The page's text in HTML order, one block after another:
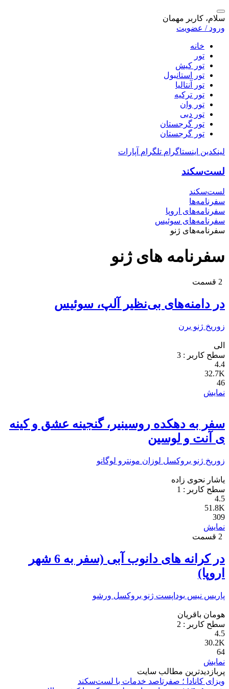
سلام، کاربر مهمان
ورود / عضویت
خانه
تور
تور کیش
تور استانبول
تور آنتالیا
تور ترکیه
تور وان
تور دبی
تور گرجستان
تور گرجستان
لینکدین اینستاگرام تلگرام آپارات
لست‌سکند
لست‌سکند
سفرنامه‌ها
سفرنامه‌های اروپا
سفرنامه‌های سوئیس
سفرنامه‌های ژنو
سفرنامه های ژنو
2 قسمت
در دامنه‌های بی‌نظیر آلپ، سوئیس
زوریخ ژنو برن
الی
سطح کاربر : 3
4.4
32.7K
46
نمایش
سفر به دهکده روسینیر، گنجینه عشق و کینه
ی آنت و لوسین
زوریخ ژنو بروکسل لوزان مونترو لوگانو
یاشار نحوی زاده
سطح کاربر : 1
4.5
51.8K
309
نمایش
2 قسمت
در کرانه های دانوب آبی (سفر به 6 شهر
اروپا)
پاریس نیس بوداپست ژنو بروکسل ورشو
هومان باقریان
سطح کاربر : 2
4.5
30.2K
64
نمایش
پربازدیدترین مطالب سایت
ویزای کانادا ؛ صفرتاصد خدمات با لست‌سکند